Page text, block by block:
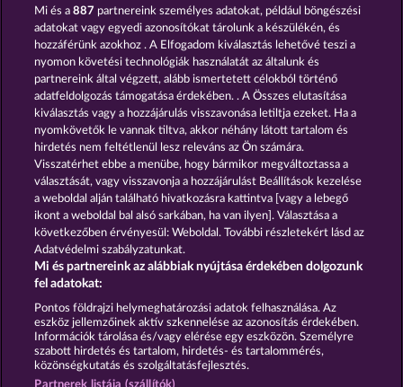
Black Beauty Pharaos Riches
Super Duper Cherry Fort Brave
Részvételi feltételek
Adatkezelési tájékoztató Impresszum
A cég GYIK
Mi és a887 partnereink személyes adatokat, például böngészési
adatokat vagy egyedi azonosítókat tárolunk a készülékén, és
hozzáférünk azokhoz . A Elfogadom kiválasztás lehetővé teszi a
nyomon követési technológiák használatát az általunk és
partnereink által végzett, alább ismertetett célokból történő
adatfeldolgozás támogatása érdekében. . A Összes elutasítása
kiválasztás vagy a hozzájárulás visszavonása letiltja ezeket. Ha a
nyomkövetők le vannak tiltva, akkor néhány látott tartalom és
hirdetés nem feltétlenül lesz releváns az Ön számára.
Visszatérhet ebbe a menübe, hogy bármikor megváltoztassa a
választását, vagy visszavonja a hozzájárulást Beállítások kezelése
a weboldal alján található hivatkozásra kattintva [vagy a lebegő
ikont a weboldal bal alsó sarkában, ha van ilyen]. Választása a
következőben érvényesül: Weboldal. További részletekért lásd az
Adatvédelmi szabályzatunkat.
Mi és partnereink az alábbiak nyújtása érdekében dolgozunk
fel adatokat:
Pontos földrajzi helymeghatározási adatok felhasználása. Az
eszköz jellemzőinek aktív szkennelése az azonosítás érdekében.
Információk tárolása és/vagy elérése egy eszközön. Személyre
szabott hirdetés és tartalom, hirdetés- és tartalommérés,
közönségkutatás és szolgáltatásfejlesztés.